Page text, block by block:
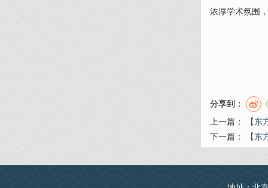
浓厚学术氛围
分享到：
上一篇：
【
下一篇：
【